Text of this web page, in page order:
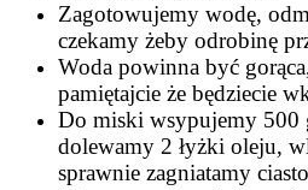
Zagotowujemy wodę,
czekamy żeby odrobinę
Woda powinna być
pamiętajcie że będziecie
Do miski wsypujemy 500
dolewamy 2 łyżki oleju,
sprawnie zagniatamy